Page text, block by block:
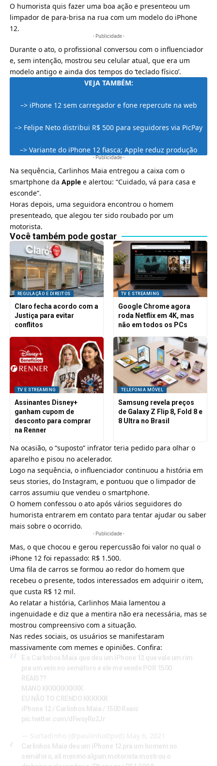
O humorista quis fazer uma boa ação e presenteou um
limpador de para-brisa na rua com um modelo do iPhone
12.
- Publicidade -
Durante o ato, o profissional conversou com o influenciador
e, sem intenção, mostrou seu celular atual, que era um
modelo antigo e ainda dos tempos do ‘teclado físico’.
VEJA TAMBÉM:
–> iPhone 12 sem carregador e fone repercute na web
–> Felipe Neto distribui R$ 500 para seguidores via PicPay
–> Variante do iPhone 12 fiasca; Apple reduz produção
- Publicidade -
Na sequência, Carlinhos Maia entregou a caixa com o
smartphone da Apple e alertou: “Cuidado, vá para casa e
esconde”.
Horas depois, uma seguidora encontrou o homem
presenteado, que alegou ter sido roubado por um
motorista.
Você também pode gostar
REGULAÇÃO E DIREITOS
Claro fecha acordo com a
Justiça para evitar
conflitos
TV E STREAMING
Google Chrome agora
roda Netflix em 4K, mas
não em todos os PCs
TV E STREAMING
Assinantes Disney+
ganham cupom de
desconto para comprar
na Renner
TELEFONIA MÓVEL
Samsung revela preços
de Galaxy Z Flip 8, Fold 8 e
8 Ultra no Brasil
Na ocasião, o “suposto” infrator teria pedido para olhar o
aparelho e pisou no acelerador.
Logo na sequência, o influenciador continuou a história em
seus stories, do Instagram, e pontuou que o limpador de
carros assumiu que vendeu o smartphone.
O homem confessou o ato após vários seguidores do
humorista entrarem em contato para tentar ajudar ou saber
mais sobre o ocorrido.
- Publicidade -
Mas, o que chocou e gerou repercussão foi valor no qual o
iPhone 12 foi repassado: R$ 1.500.
Uma fila de carros se formou ao redor do homem que
recebeu o presente, todos interessados em adquirir o item,
que custa R$ 12 mil.
Ao relatar a história, Carlinhos Maia lamentou a
ingenuidade e diz que a mentira não era necessária, mas se
mostrou compreensivo com a situação.
Nas redes sociais, os usuários se manifestaram
massivamente com memes e opiniões. Confira:
E o Carlinhos Maia que deu um iPhone 12 que vale um rim
pra um veio no semáforo e ele me vende POR 1500
REAIS??
MANO KKKKKKKKKK
EU NÃO TO CRENDO KKKKKK
iPhone 12 / Carlinhos Maia / 1500 Reais
pic.twitter.com/dFwsyRu2Jr
— Surtadinho (@paulinhottpvd) May 6, 2021
Carlinhos Maia deu um iPhone 12 pra um homem no
semáforo, ali mesmo algum motorista mostrou o